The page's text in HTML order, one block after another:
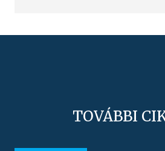
TOVÁBBI